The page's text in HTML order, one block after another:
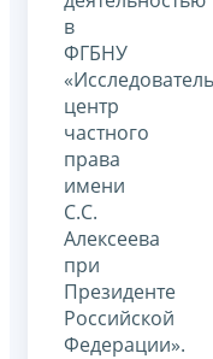
в
ФГБНУ
центр
частного
права
имени
С.С.
Алексеева
при
Президенте
Российской
Федерации».